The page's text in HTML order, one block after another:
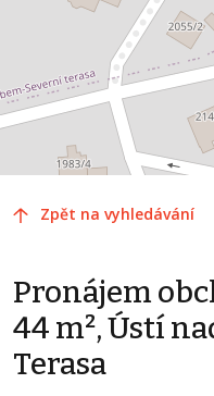
Zpět na vyhledávání
Pronájem
44 m², Ústí
Terasa